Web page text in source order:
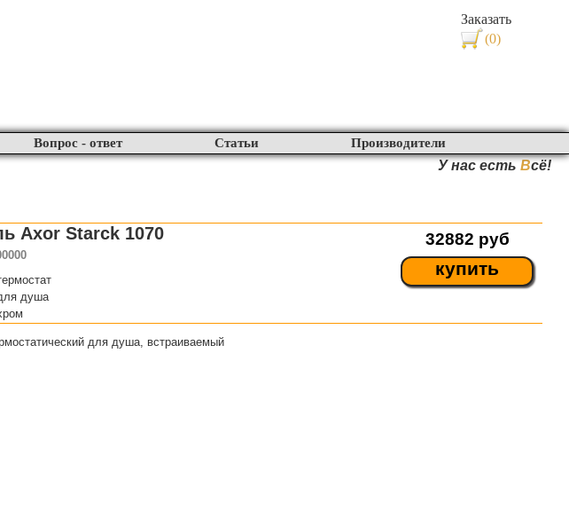
Заказать
(0)
Вопрос - ответ Статьи Производители
У нас есть Всё!
32882 руб
купить
Axor Starck 1070
душа
для душа, встраиваемый